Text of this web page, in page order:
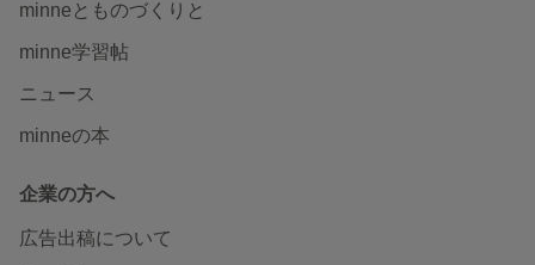
minneとものづくりと
minne学習帖
ニュース
minneの本
企業の方へ
広告出稿について